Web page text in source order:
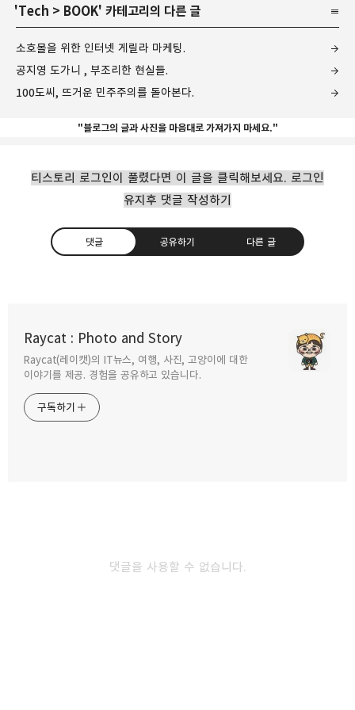
'Tech > BOOK' 카테고리의 다른 글
소호몰을 위한 인터넷 게릴라 마케팅.
공지영 도가니 , 부조리한 현실들.
100도씨, 뜨거운 민주주의를 돌아본다.
"블로그의 글과 사진을 마음대로 가져가지 마세요."
티스토리 로그인이 풀렸다면 이 글을 클릭해보세요. 로그인
유지후 댓글 작성하기
댓글 공유하기 다른 글
Raycat : Photo and Story
Raycat(레이캣)의 IT뉴스, 여행, 사진, 고양이에 대한
이야기를 제공. 경험을 공유하고 있습니다.
구독하기
댓글을 사용할 수 없습니다.
구독하기 카카오톡
2009.08.25
소호몰을 위한 인터넷 게릴라 마케팅.